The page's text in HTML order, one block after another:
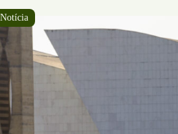
Agroecologia
reforça
a
luta
por
soberania
alimentar
e
justiça
climática